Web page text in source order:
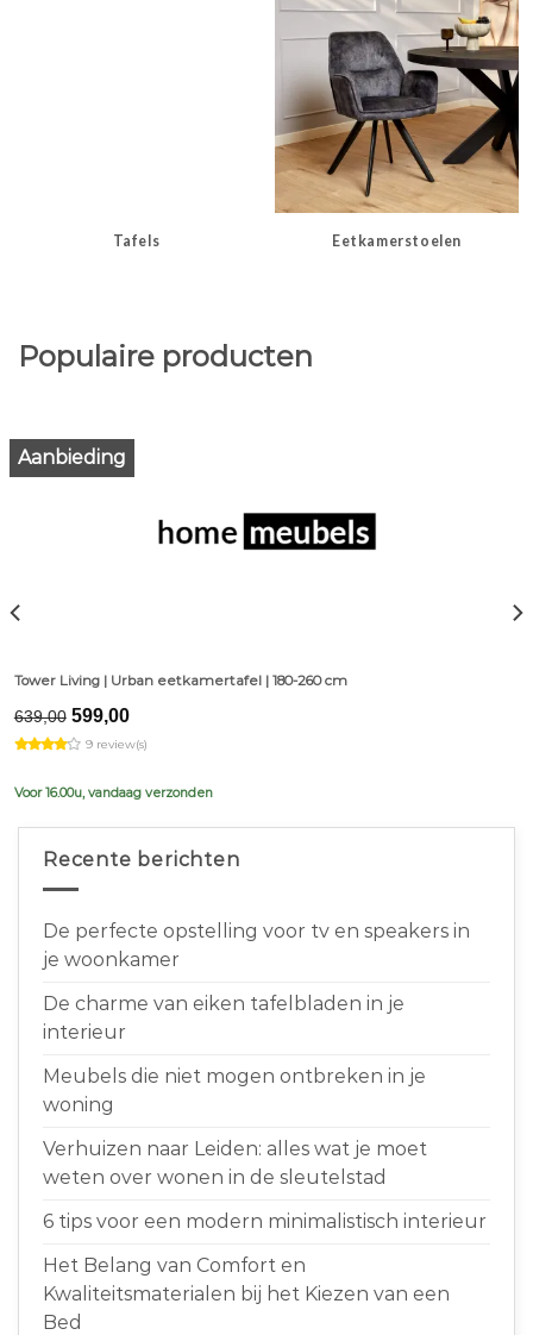
Tafels Eetkamerstoelen
Populaire producten
Aanbieding
Tower Living | Urban eetkamertafel | 180-260 cm
639,00 Original
price
was:
599,00Current
is:
9 review(s)
Voor 16.00u, vandaag verzonden
Recente berichten
De perfecte opstelling voor tv en speakers in
je woonkamer
De charme van eiken tafelbladen in je
interieur
Meubels die niet mogen ontbreken in je
woning
Verhuizen naar Leiden: alles wat je moet
weten over wonen in de sleutelstad
6 tips voor een modern minimalistisch interieur
Het Belang van Comfort en
Kwaliteitsmaterialen bij het Kiezen van een
Bed